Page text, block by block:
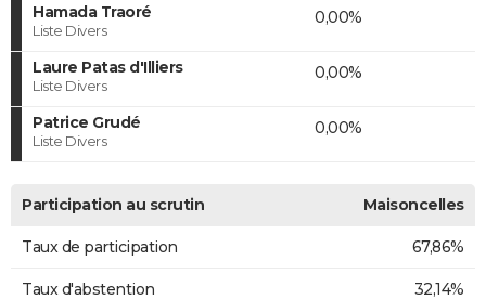
Hamada Traoré
Liste Divers
0,00%
Laure Patas d'Illiers
Liste Divers
0,00%
Patrice Grudé
Liste Divers
0,00%
Participation au scrutin Maisoncelles
Taux de participation 67,86%
Taux d'abstention 32,14%